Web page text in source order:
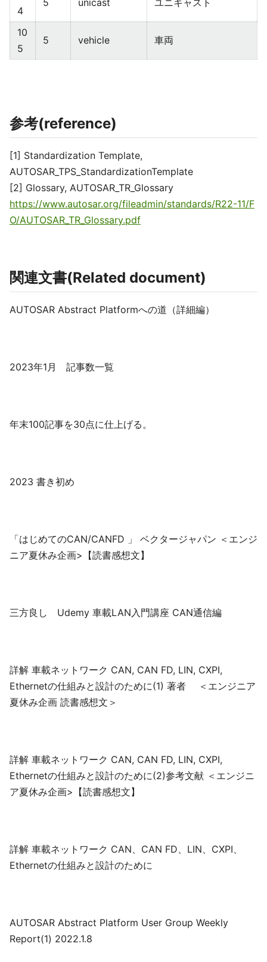
4
5 unicast ユニキャスト
10
5
5 vehicle 車両
参考(reference)
[1] Standardization Template,
AUTOSAR_TPS_StandardizationTemplate
[2] Glossary, AUTOSAR_TR_Glossary
https://www.autosar.org/fileadmin/standards/R22-11/F
O/AUTOSAR_TR_Glossary.pdf
関連文書(Related document)
AUTOSAR Abstract Platformへの道（詳細編）
2023年1月 記事数一覧
年末100記事を30点に仕上げる。
2023 書き初め
「はじめてのCAN/CANFD 」 ベクタージャパン ＜エンジ
ニア夏休み企画>【読書感想文】
三方良し Udemy 車載LAN入門講座 CAN通信編
詳解 車載ネットワーク CAN, CAN FD, LIN, CXPI,
Ethernetの仕組みと設計のために(1) 著者 ＜エンジニア
夏休み企画 読書感想文＞
詳解 車載ネットワーク CAN, CAN FD, LIN, CXPI,
Ethernetの仕組みと設計のために(2)参考文献 ＜エンジニ
ア夏休み企画>【読書感想文】
詳解 車載ネットワーク CAN、CAN FD、LIN、CXPI、
Ethernetの仕組みと設計のために
AUTOSAR Abstract Platform User Group Weekly
Report(1) 2022.1.8